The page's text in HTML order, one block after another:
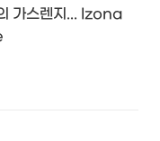
가스렌지... Izona